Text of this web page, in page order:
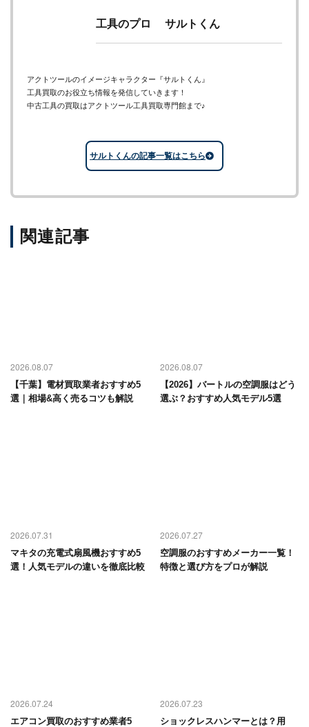
工具のプロ サルトくん
アクトツールのイメージキャラクター『サルトくん』
工具買取のお役立ち情報を発信していきます！
中古工具の買取はアクトツール工具買取専門館まで♪
サルトくんの記事一覧はこちら
関連記事
2026.08.07
【千葉】電材買取業者おすすめ5
選｜相場&高く売るコツも解説
2026.08.07
【2026】バートルの空調服はどう
選ぶ？おすすめ人気モデル5選
2026.07.31
マキタの充電式扇風機おすすめ5
選！人気モデルの違いを徹底比較
2026.07.27
空調服のおすすめメーカー一覧！
特徴と選び方をプロが解説
2026.07.24
エアコン買取のおすすめ業者5
2026.07.23
ショックレスハンマーとは？用